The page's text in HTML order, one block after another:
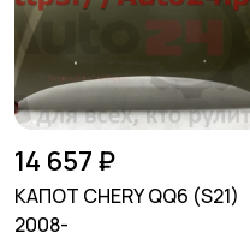
14 657 ₽
КАПОТ CHERY QQ6 (S21)
2008-